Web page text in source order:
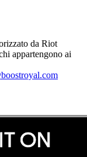
da Riot
appartengono ai